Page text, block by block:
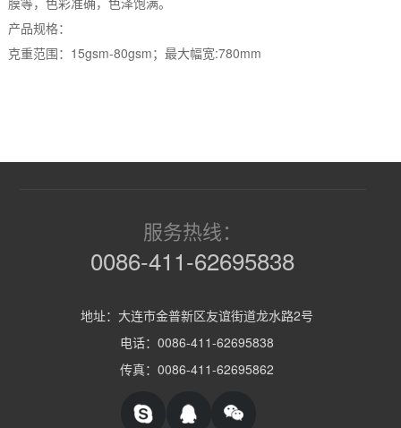
产品规格：
克重范围：15gsm-80gsm；最大幅宽:780mm
服务热线：
0086-411-62695838
地址：大连市金普新区友谊街道龙水路2号
电话：0086-411-62695838
传真：0086-411-62695862